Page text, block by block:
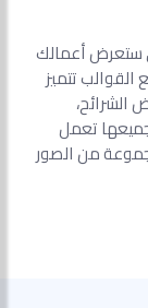
ستعرض أعمالك
تتميز
تعمل
من الصور